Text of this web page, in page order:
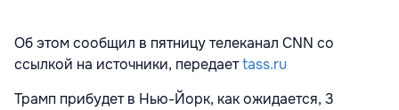
Об этом сообщил в пятницу телеканал CNN со
ссылкой на источники, передаетtass.ru
Трамп прибудет в Нью-Йорк, как ожидается, 3